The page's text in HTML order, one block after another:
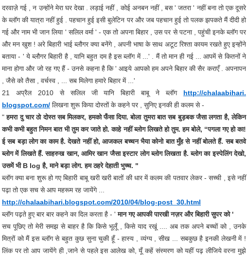
दरवाज़े गई , न उन्होंने मेरा घर देखा . लड़ाई नहीं , कोई अनबन नहीं , बस ' जतरा ' नहीं बना तो एक दूसरे
के ब्लॉग की यात्रा नहीं हुई . पहचान हुई इसी बुलेटिन पर और जब पहचान हुई तो पलक झपकते मैं दीदी हो
गई और नाम भी जान लिया ' सलिल वर्मा ' - एक तो अपना बिहार , उस पर से पटना , पहुंची इनके ब्लॉग पर
और मन खुश ! अरे बिहारी भाई ब्लौगर क्या बनेंगे , अपनी भाषा के साथ अटूट रिश्ता कायम रखते हुए इन्होंने
बताया - ' ये ब्लौगर बिहारी है , यानि बहुत दम है इस ब्लॉग में ...' . मैं तो मान ही गई ... आपमें से कितनों ने
माना होगा और जो रह गए हैं - उनसे कहना है कि ' आइये आपको हम अपने बिहार की सैर कराएँ . अपनापन
, जैसे को तैसा , वर्चस्व , ... सब मिलेगा हमारे बिहार में ...'
21 अप्रैल 2010 से सलिल जी यानि बिहारी बाबू ने ब्लॉग http://chalaabihari.
blogspot.com/ लिखना शुरू किया दोस्तों के कहने पर , सुनिए इनकी ही कलम से -
"हमरा दु चार ठो दोस्त सब मिलकर, हमको फँसा दिया. बोला तुमरा बात सब बुड़बक जैसा लगता है, लेकिन
कभी कभी बहुत निमन बात भी तुम कर जाते हो. काहे नहीं ब्लोग लिखते हो तुम. हम बोले, “पगला गए हो का!
ई सब बड़ा लोग का काम है. देखते नहीं हो, आजकल बच्चन भैया कोनो बात मुँह से नहीं बोलते हैं. सब बतवे
ब्लोग में लिखते हैं. साहरुख खान, आमिर खान जैसा इस्टार लोग ब्लोग लिखता है. ब्लोग का इस्पेलिंग देखो,
उसमें भी B log है, माने बड़ा लोग. हम ठहरे देहाती भुच्च. "
ब्लॉग क्या बना शुरू हो गए बिहारी बाबू खरी खरी बातों की धार में कलम की पतवार लेकर - सच्ची , इसे नहीं
पढ़ा तो एक सच से आप महरूम रह जायेंगे ...
http://chalaabihari.blogspot.com/2010/04/blog-post_30.html
ब्लॉग पढ़ते हुए बार बार कहने का दिल करता है - 'मान गए आपकी पारखी नज़र और बिहारी सुपर को '
सच पूछिए तो मेरी समझ से बाहर है कि किसे भूलूँ , किसे याद रखूं .... अब तक अपने बच्चों को , उनके
मित्रों को मैं इस ब्लॉग से बहुत कुछ सुना चुकी हूँ - हास्य , व्यंग्य , सीख ... सबकुछ है इनकी लेखनी में !
लिंक पर तो आप जायेंगे ही ,जाने से पहले इस आलेख को, यूँ कहें संस्मरण को यहीं पढ़ लीजिये वरना मुझे